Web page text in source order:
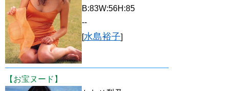
B:83W:56H:85
--
[水島裕子]
【お宝ヌード】